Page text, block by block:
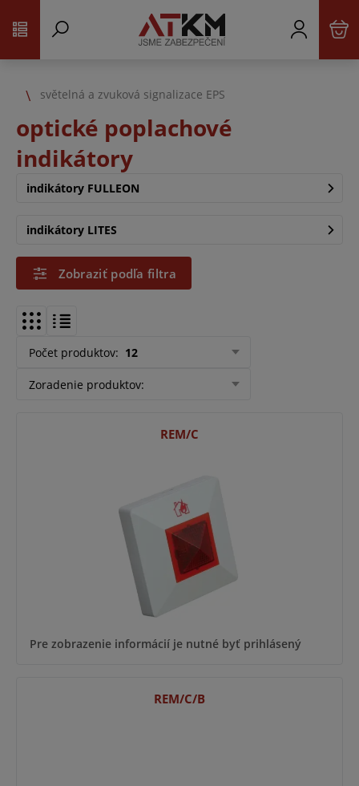
světelná a zvuková signalizace EPS
optické poplachové
indikátory
indikátory FULLEON
indikátory LITES
Zobraziť podľa filtra
Počet produktov: 12
Zoradenie produktov:
REM/C
Pre zobrazenie informácií je nutné byť prihlásený
REM/C/B